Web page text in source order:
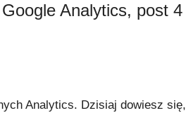
Analytics, post 4
Analytics. Dzisiaj dowiesz się,